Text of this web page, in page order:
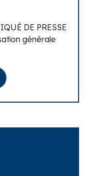
DE PRESSE
générale